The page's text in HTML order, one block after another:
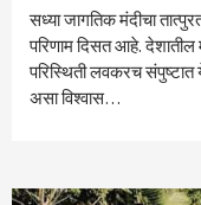
सध्या जागतिक मंदीचा
परिणाम दिसत आहे. देशातील
परिस्थिती लवकरच
असा विश्वास…